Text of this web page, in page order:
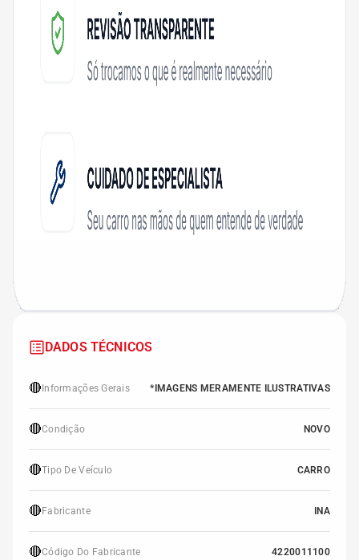
DADOS TÉCNICOS
🔴 Informações Gerais *IMAGENS MERAMENTE ILUSTRATIVAS
🔴Condição NOVO
🔴Tipo De Veículo CARRO
🔴 Fabricante INA
🔴Código Do Fabricante 4220011100